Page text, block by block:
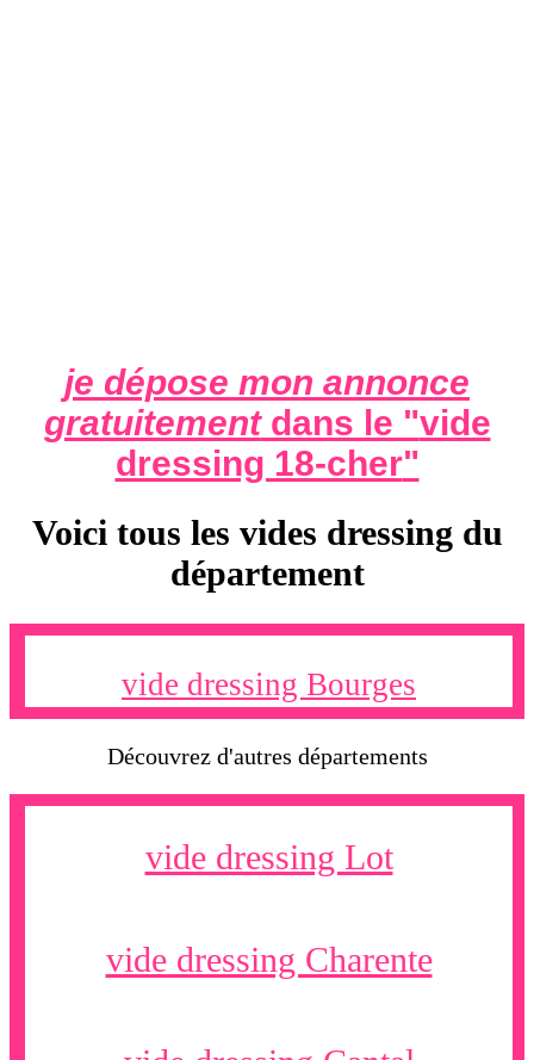
je dépose mon annonce
gratuitementdans le "vide
dressing 18-cher"
Voici tous les vides dressing du
département
vide dressing Bourges
Découvrez d'autres départements
vide dressing Lot
vide dressing Charente